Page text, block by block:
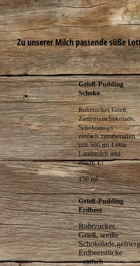
Zu unserer Milch passende süße
Grieß-Pudding
Schoko
Rohrzucker, Grieß,
Zartbitterschokolade,
Schokodrops-
einfach zuzubereiten
mit 500 ml Lotta
Landmilch und
einem Ei
150 ml
Grieß-Pudding
Erdbeer
Rohrzucker,
Grieß, weiße
Erdbeerstücke
-einfach